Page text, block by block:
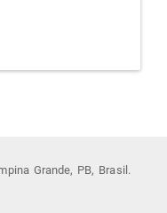
Grande, PB, Brasil.